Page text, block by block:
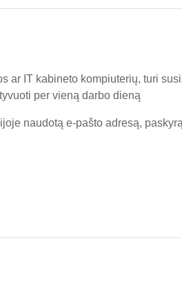
IT kabineto kompiuterių, turi
per vieną darbo dieną
naudotą e-pašto adresą,